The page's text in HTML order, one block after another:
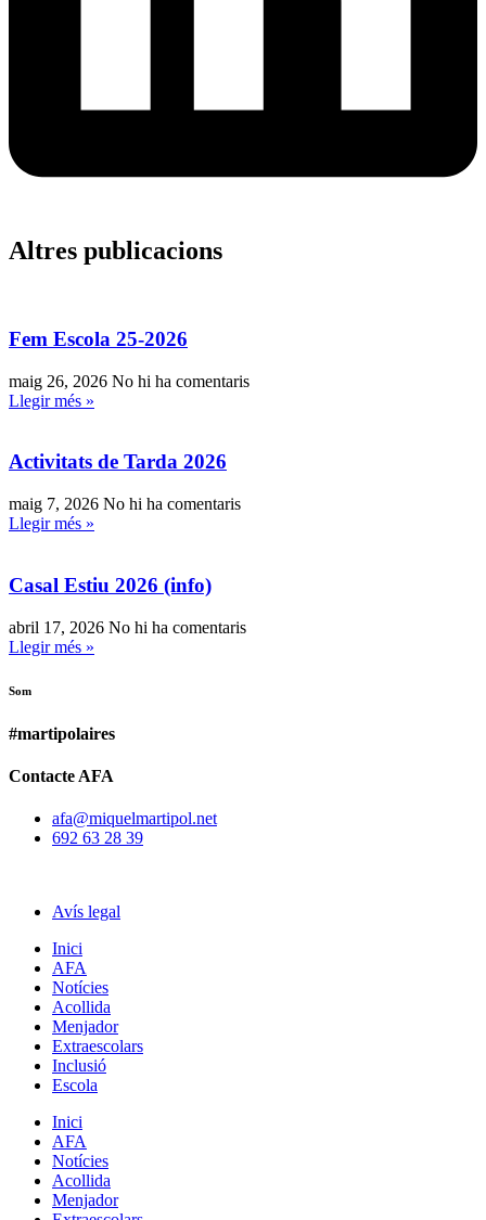
Altres publicacions
Fem Escola 25-2026
maig 26, 2026 No hi ha comentaris
Llegir més »
Activitats de Tarda 2026
maig 7, 2026 No hi ha comentaris
Llegir més »
Casal Estiu 2026 (info)
abril 17, 2026 No hi ha comentaris
Llegir més »
Som
#martipolaires
Contacte AFA
afa@miquelmartipol.net
692 63 28 39
Avís legal
Inici
AFA
Notícies
Acollida
Menjador
Extraescolars
Inclusió
Escola
Inici
AFA
Notícies
Acollida
Menjador